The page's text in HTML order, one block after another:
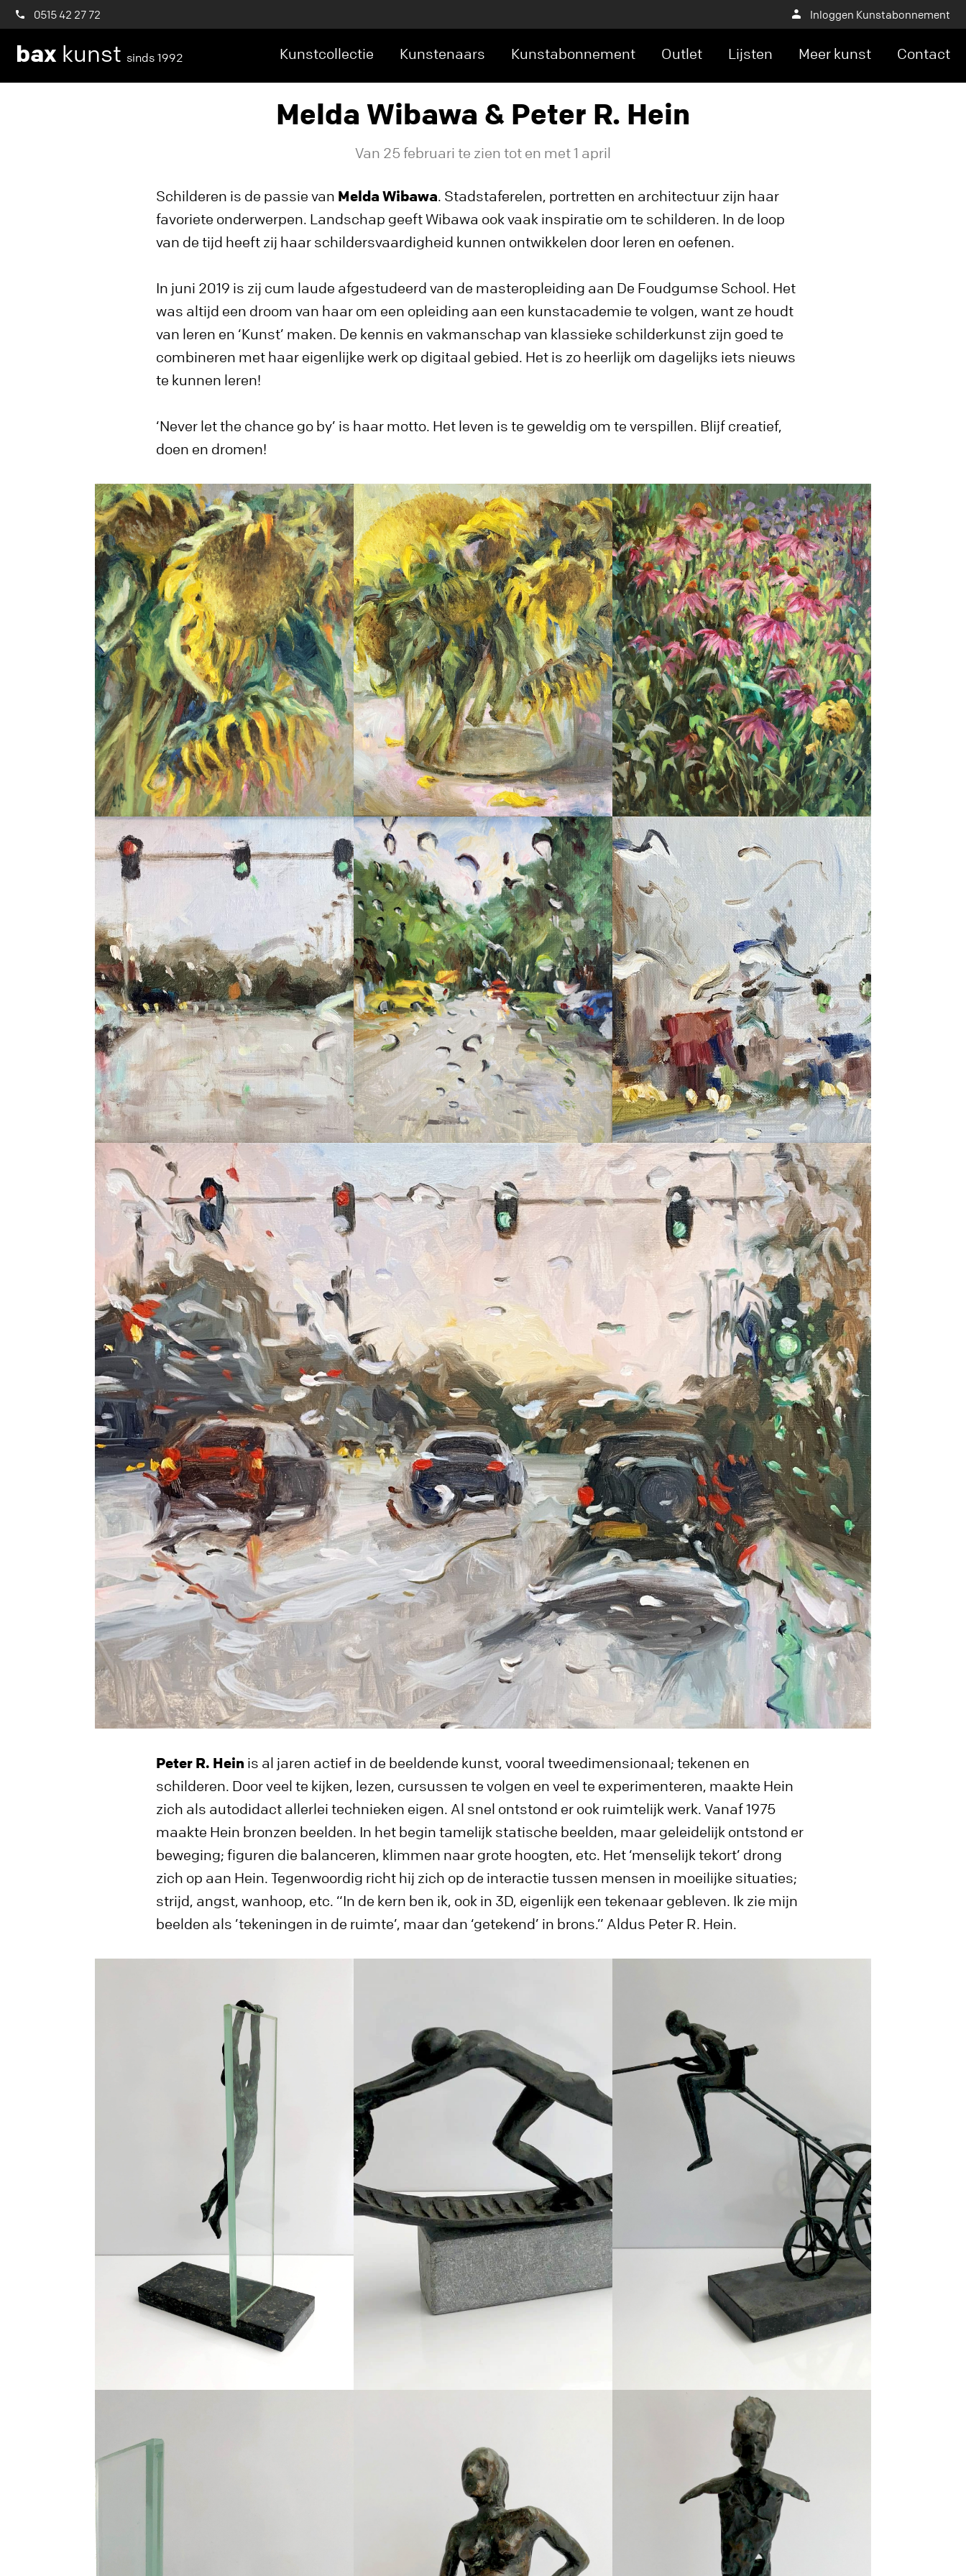
0515 42 27 72 Inloggen Kunstabonnement
bax kunst sinds 1992 Kunstcollectie Kunstenaars Kunstabonnement Outlet Lijsten Meer kunst Contact
Melda Wibawa & Peter R. Hein
Van 25 februari te zien tot en met 1 april
Schilderen is de passie van Melda Wibawa. Stadstaferelen, portretten en architectuur zijn haar
favoriete onderwerpen. Landschap geeft Wibawa ook vaak inspiratie om te schilderen. In de loop
van de tijd heeft zij haar schildersvaardigheid kunnen ontwikkelen door leren en oefenen.
In juni 2019 is zij cum laude afgestudeerd van de masteropleiding aan De Foudgumse School. Het
was altijd een droom van haar om een opleiding aan een kunstacademie te volgen, want ze houdt
van leren en ‘Kunst’ maken. De kennis en vakmanschap van klassieke schilderkunst zijn goed te
combineren met haar eigenlijke werk op digitaal gebied. Het is zo heerlijk om dagelijks iets nieuws
te kunnen leren!
‘Never let the chance go by’ is haar motto. Het leven is te geweldig om te verspillen. Blijf creatief,
doen en dromen!
Peter R. Hein is al jaren actief in de beeldende kunst, vooral tweedimensionaal; tekenen en
schilderen. Door veel te kijken, lezen, cursussen te volgen en veel te experimenteren, maakte Hein
zich als autodidact allerlei technieken eigen. Al snel ontstond er ook ruimtelijk werk. Vanaf 1975
maakte Hein bronzen beelden. In het begin tamelijk statische beelden, maar geleidelijk ontstond er
beweging; figuren die balanceren, klimmen naar grote hoogten, etc. Het ‘menselijk tekort’ drong
zich op aan Hein. Tegenwoordig richt hij zich op de interactie tussen mensen in moeilijke situaties;
strijd, angst, wanhoop, etc. “In de kern ben ik, ook in 3D, eigenlijk een tekenaar gebleven. Ik zie mijn
beelden als ’tekeningen in de ruimte’, maar dan ‘getekend’ in brons.” Aldus Peter R. Hein.